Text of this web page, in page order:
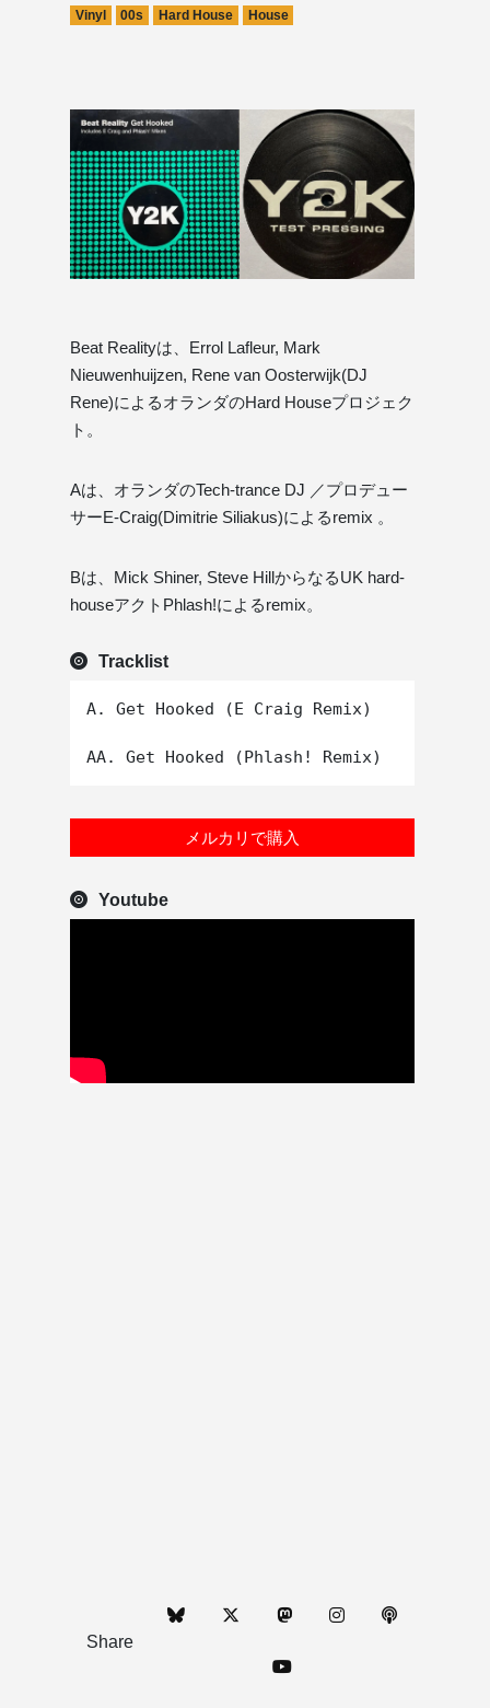
Vinyl 00s Hard House House
Beat Realityは、Errol Lafleur, Mark
Nieuwenhuijzen, Rene van Oosterwijk(DJ
Rene)によるオランダのHard Houseプロジェク
ト。
Aは、オランダのTech-trance DJ ／プロデュー
サーE-Craig(Dimitrie Siliakus)によるremix 。
Bは、Mick Shiner, Steve HillからなるUK hard-
houseアクトPhlash!によるremix。
Tracklist
A. Get Hooked (E Craig Remix)
メルカリで購入
Youtube
Share